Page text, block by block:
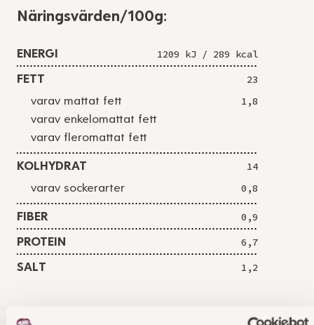
Näringsvärden/100g:
ENERGI
1209 kJ / 289 kcal
FETT
23
varav mattat fett
1,8
varav enkelomattat fett
varav fleromattat fett
KOLHYDRAT
14
varav sockerarter
0,8
FIBER
0,9
PROTEIN
6,7
SALT
1,2